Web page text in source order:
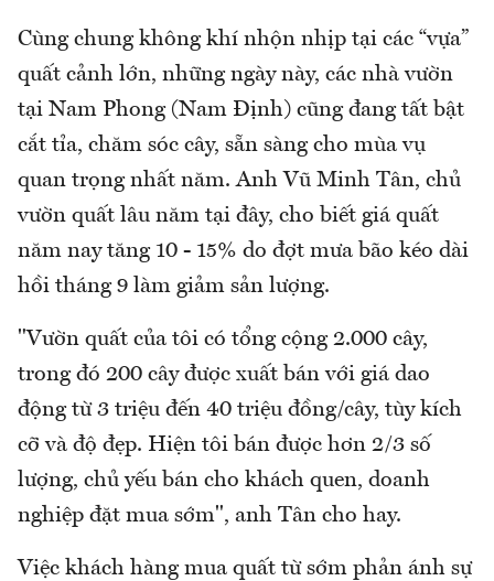
Cùng chung không khí nhộn nhịp tại các “vựa”
quất cảnh lớn, những ngày này, các nhà vườn
tại Nam Phong (Nam Định) cũng đang tất bật
cắt tỉa, chăm sóc cây, sẵn sàng cho mùa vụ
quan trọng nhất năm. Anh Vũ Minh Tân, chủ
vườn quất lâu năm tại đây, cho biết giá quất
năm nay tăng 10 - 15% do đợt mưa bão kéo dài
hồi tháng 9 làm giảm sản lượng.
"Vườn quất của tôi có tổng cộng 2.000 cây,
trong đó 200 cây được xuất bán với giá dao
động từ 3 triệu đến 40 triệu đồng/cây, tùy kích
cỡ và độ đẹp. Hiện tôi bán được hơn 2/3 số
lượng, chủ yếu bán cho khách quen, doanh
nghiệp đặt mua sớm", anh Tân cho hay.
Việc khách hàng mua quất từ sớm phản ánh sự